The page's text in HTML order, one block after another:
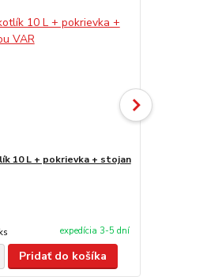
10 L + pokrievka + stojan
expedícia 3-5 dní
Pridať do košíka